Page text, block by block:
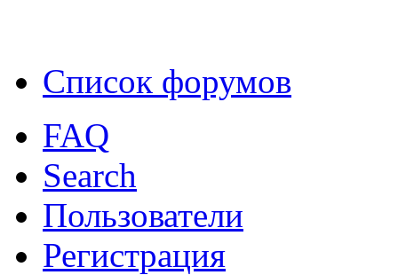
Список форумов
FAQ
Search
Пользователи
Регистрация